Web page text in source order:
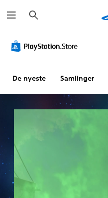
ø
k
De nyeste Samlinger